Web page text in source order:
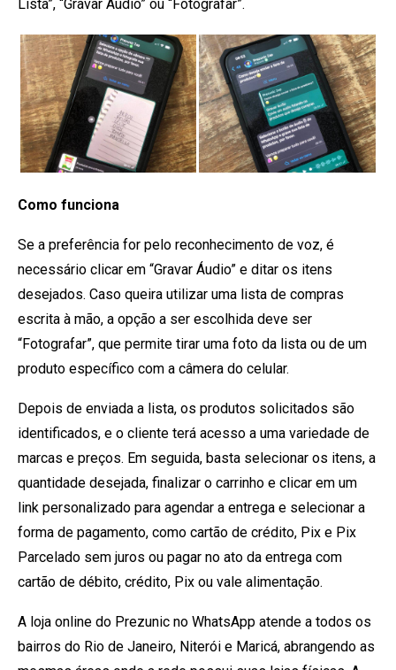
Lista”, “Gravar Áudio” ou “Fotografar”.
Como funciona
Se a preferência for pelo reconhecimento de voz, é
necessário clicar em “Gravar Áudio” e ditar os itens
desejados. Caso queira utilizar uma lista de compras
escrita à mão, a opção a ser escolhida deve ser
“Fotografar”, que permite tirar uma foto da lista ou de um
produto específico com a câmera do celular.
Depois de enviada a lista, os produtos solicitados são
identificados, e o cliente terá acesso a uma variedade de
marcas e preços. Em seguida, basta selecionar os itens, a
quantidade desejada, finalizar o carrinho e clicar em um
link personalizado para agendar a entrega e selecionar a
forma de pagamento, como cartão de crédito, Pix e Pix
Parcelado sem juros ou pagar no ato da entrega com
cartão de débito, crédito, Pix ou vale alimentação.
A loja online do Prezunic no WhatsApp atende a todos os
bairros do Rio de Janeiro, Niterói e Maricá, abrangendo as